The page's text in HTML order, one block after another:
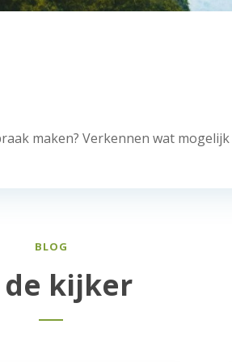
maken? Verkennen wat mogelijk
BLOG
de kijker